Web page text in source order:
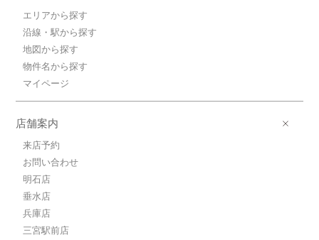
エリアから探す
沿線・駅から探す
地図から探す
物件名から探す
マイページ
店舗案内
来店予約
お問い合わせ
明石店
垂水店
兵庫店
三宮駅前店